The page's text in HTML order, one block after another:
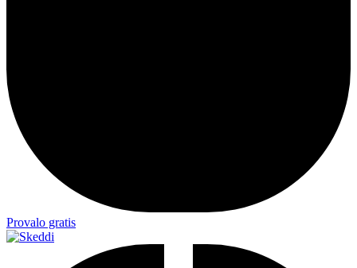
Provalo gratis